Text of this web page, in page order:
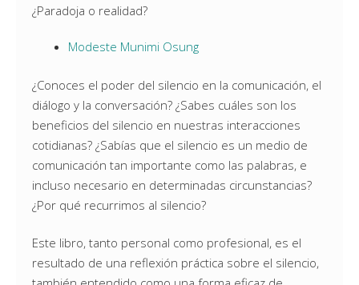
¿Paradoja o realidad?
Modeste Munimi Osung
¿Conoces el poder del silencio en la comunicación, el
diálogo y la conversación? ¿Sabes cuáles son los
beneficios del silencio en nuestras interacciones
cotidianas? ¿Sabías que el silencio es un medio de
comunicación tan importante como las palabras, e
incluso necesario en determinadas circunstancias?
¿Por qué recurrimos al silencio?
Este libro, tanto personal como profesional, es el
resultado de una reflexión práctica sobre el silencio,